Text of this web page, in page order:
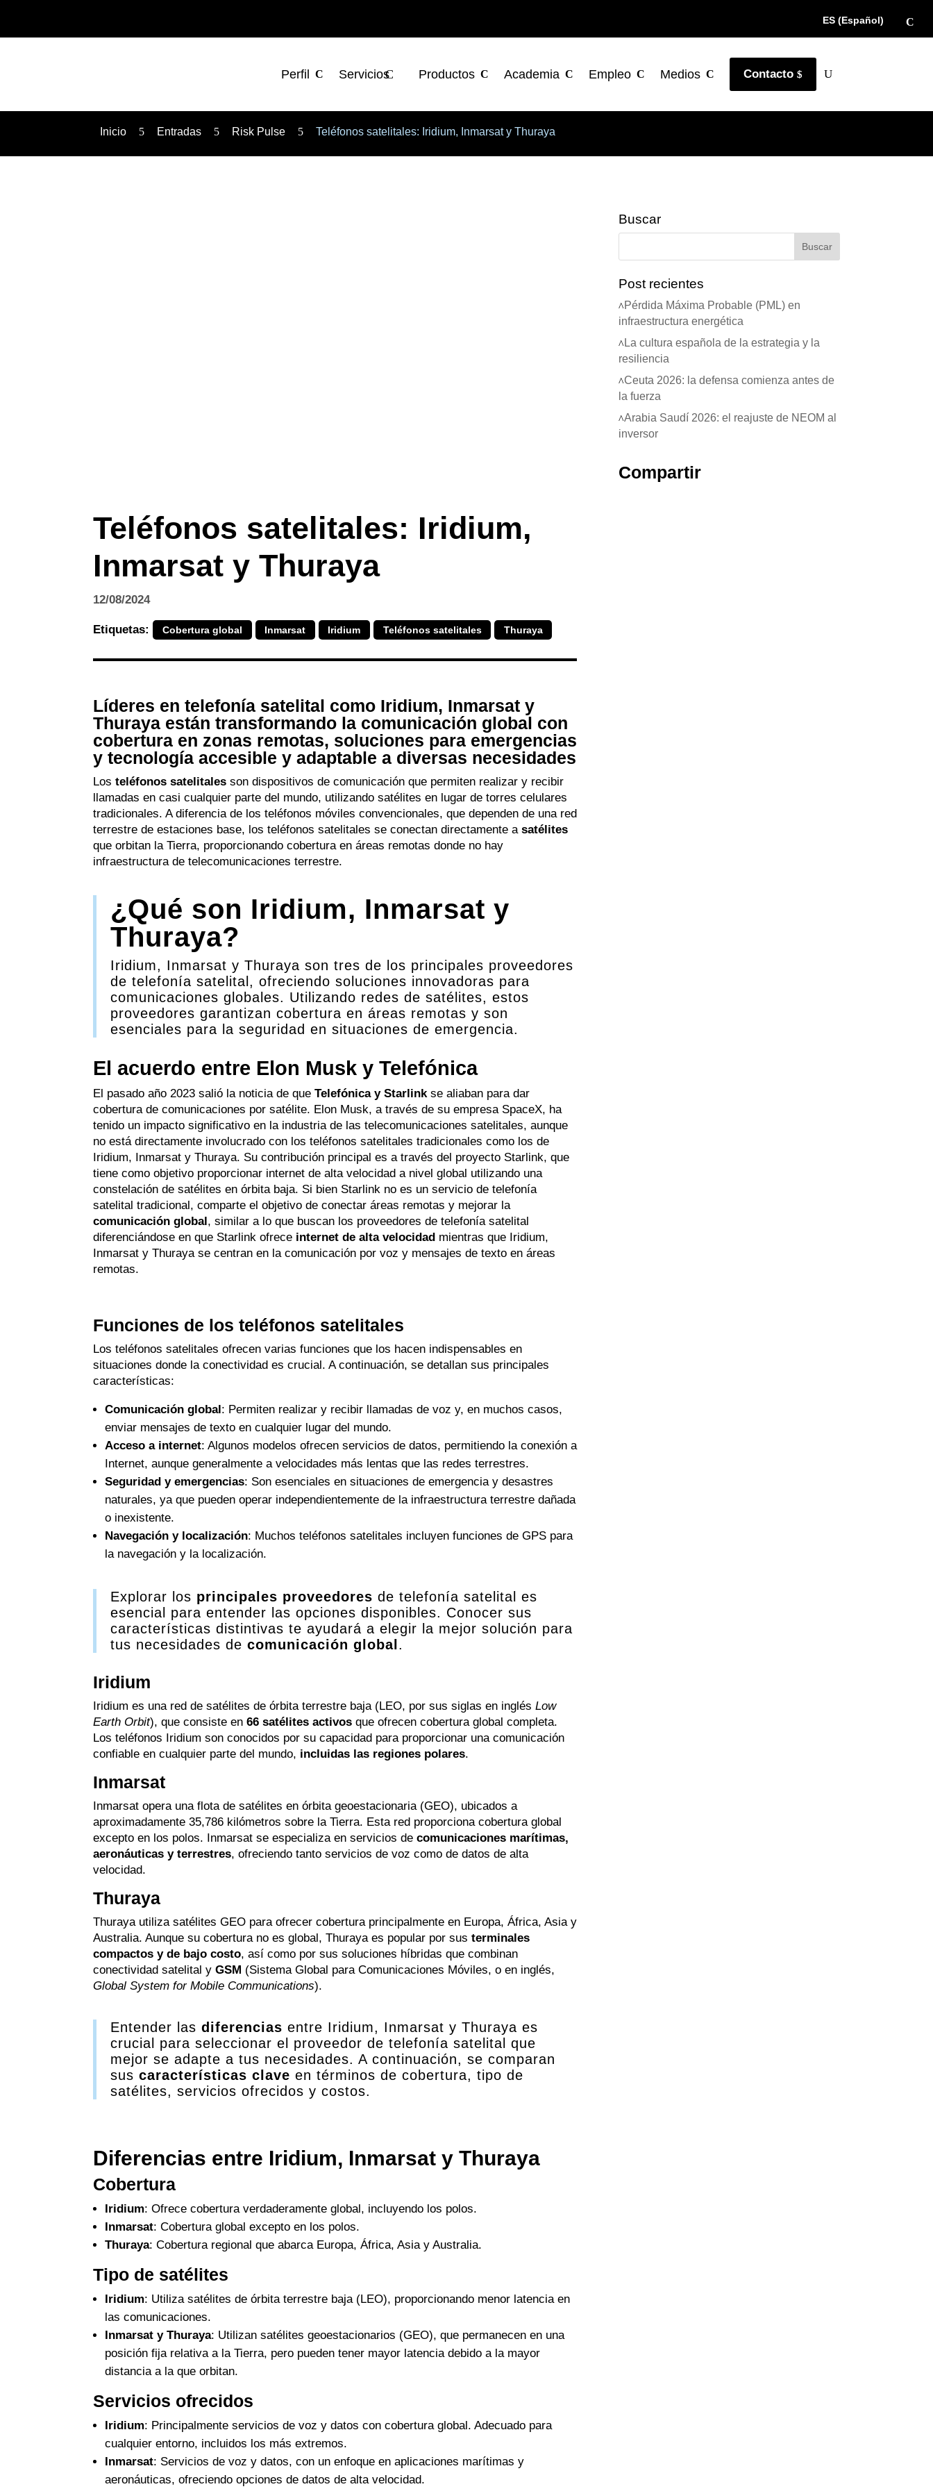
ES (Español)
Perfil Servicios Productos Academia Empleo Medios Contacto
Inicio 5 Entradas 5 Risk Pulse 5 Teléfonos satelitales: Iridium, Inmarsat y Thuraya
Teléfonos satelitales: Iridium,
Inmarsat y Thuraya
12/08/2024
Etiquetas: Cobertura global Inmarsat Iridium Teléfonos satelitales Thuraya
Líderes en telefonía satelital como Iridium, Inmarsat y
Thuraya están transformando la comunicación global con
cobertura en zonas remotas, soluciones para emergencias
y tecnología accesible y adaptable a diversas necesidades
Losteléfonos satelitales son dispositivos de comunicación que permiten realizar y recibir
llamadas en casi cualquier parte del mundo, utilizando satélites en lugar de torres celulares
tradicionales. A diferencia de los teléfonos móviles convencionales, que dependen de una red
terrestre de estaciones base, los teléfonos satelitales se conectan directamente asatélites
que orbitan la Tierra, proporcionando cobertura en áreas remotas donde no hay
infraestructura de telecomunicaciones terrestre.
¿Qué son Iridium, Inmarsat y
Thuraya?
Iridium, Inmarsat y Thuraya son tres de los principales proveedores
de telefonía satelital, ofreciendo soluciones innovadoras para
comunicaciones globales. Utilizando redes de satélites, estos
proveedores garantizan cobertura en áreas remotas y son
esenciales para la seguridad en situaciones de emergencia.
El acuerdo entre Elon Musk y Telefónica
El pasado año 2023 salió la noticia de queTelefónica y Starlink se aliaban para dar
cobertura de comunicaciones por satélite. Elon Musk, a través de su empresa SpaceX, ha
tenido un impacto significativo en la industria de las telecomunicaciones satelitales, aunque
no está directamente involucrado con los teléfonos satelitales tradicionales como los de
Iridium, Inmarsat y Thuraya. Su contribución principal es a través del proyecto Starlink, que
tiene como objetivo proporcionar internet de alta velocidad a nivel global utilizando una
constelación de satélites en órbita baja. Si bien Starlink no es un servicio de telefonía
satelital tradicional, comparte el objetivo de conectar áreas remotas y mejorar la
comunicación global, similar a lo que buscan los proveedores de telefonía satelital
diferenciándose en que Starlink ofrece internet de alta velocidad mientras que Iridium,
Inmarsat y Thuraya se centran en la comunicación por voz y mensajes de texto en áreas
remotas.
Funciones de los teléfonos satelitales
Los teléfonos satelitales ofrecen varias funciones que los hacen indispensables en
situaciones donde la conectividad es crucial. A continuación, se detallan sus principales
características:
Comunicación global: Permiten realizar y recibir llamadas de voz y, en muchos casos,
enviar mensajes de texto en cualquier lugar del mundo.
Acceso a internet: Algunos modelos ofrecen servicios de datos, permitiendo la conexión a
Internet, aunque generalmente a velocidades más lentas que las redes terrestres.
Seguridad y emergencias: Son esenciales en situaciones de emergencia y desastres
naturales, ya que pueden operar independientemente de la infraestructura terrestre dañada
o inexistente.
Navegación y localización: Muchos teléfonos satelitales incluyen funciones de GPS para
la navegación y la localización.
Explorar los principales proveedores de telefonía satelital es
esencial para entender las opciones disponibles. Conocer sus
características distintivas te ayudará a elegir la mejor solución para
tus necesidades de comunicación global.
Iridium
Iridium es una red de satélites de órbita terrestre baja (LEO, por sus siglas en inglésLow
Earth Orbit), que consiste en66 satélites activos que ofrecen cobertura global completa.
Los teléfonos Iridium son conocidos por su capacidad para proporcionar una comunicación
confiable en cualquier parte del mundo, incluidas las regiones polares.
Inmarsat
Inmarsat opera una flota de satélites en órbita geoestacionaria (GEO), ubicados a
aproximadamente 35,786 kilómetros sobre la Tierra. Esta red proporciona cobertura global
excepto en los polos. Inmarsat se especializa en servicios decomunicaciones marítimas,
aeronáuticas y terrestres, ofreciendo tanto servicios de voz como de datos de alta
velocidad.
Thuraya
Thuraya utiliza satélites GEO para ofrecer cobertura principalmente en Europa, África, Asia y
Australia. Aunque su cobertura no es global, Thuraya es popular por sus terminales
compactos y de bajo costo, así como por sus soluciones híbridas que combinan
conectividad satelital yGSM (Sistema Global para Comunicaciones Móviles, o en inglés,
Global System for Mobile Communications).
Entender lasdiferencias entre Iridium, Inmarsat y Thuraya es
crucial para seleccionar el proveedor de telefonía satelital que
mejor se adapte a tus necesidades. A continuación, se comparan
suscaracterísticas clave en términos de cobertura, tipo de
satélites, servicios ofrecidos y costos.
Diferencias entre Iridium, Inmarsat y Thuraya
Cobertura
Iridium: Ofrece cobertura verdaderamente global, incluyendo los polos.
Inmarsat: Cobertura global excepto en los polos.
Thuraya: Cobertura regional que abarca Europa, África, Asia y Australia.
Tipo de satélites
Iridium: Utiliza satélites de órbita terrestre baja (LEO), proporcionando menor latencia en
las comunicaciones.
Inmarsat y Thuraya: Utilizan satélites geoestacionarios (GEO), que permanecen en una
posición fija relativa a la Tierra, pero pueden tener mayor latencia debido a la mayor
distancia a la que orbitan.
Servicios ofrecidos
Iridium: Principalmente servicios de voz y datos con cobertura global. Adecuado para
cualquier entorno, incluidos los más extremos.
Inmarsat: Servicios de voz y datos, con un enfoque en aplicaciones marítimas y
aeronáuticas, ofreciendo opciones de datos de alta velocidad.
Buscar
Post recientes
Pérdida Máxima Probable (PML) en
infraestructura energética
La cultura española de la estrategia y la
resiliencia
Ceuta 2026: la defensa comienza antes de
la fuerza
Arabia Saudí 2026: el reajuste de NEOM al
inversor
Compartir